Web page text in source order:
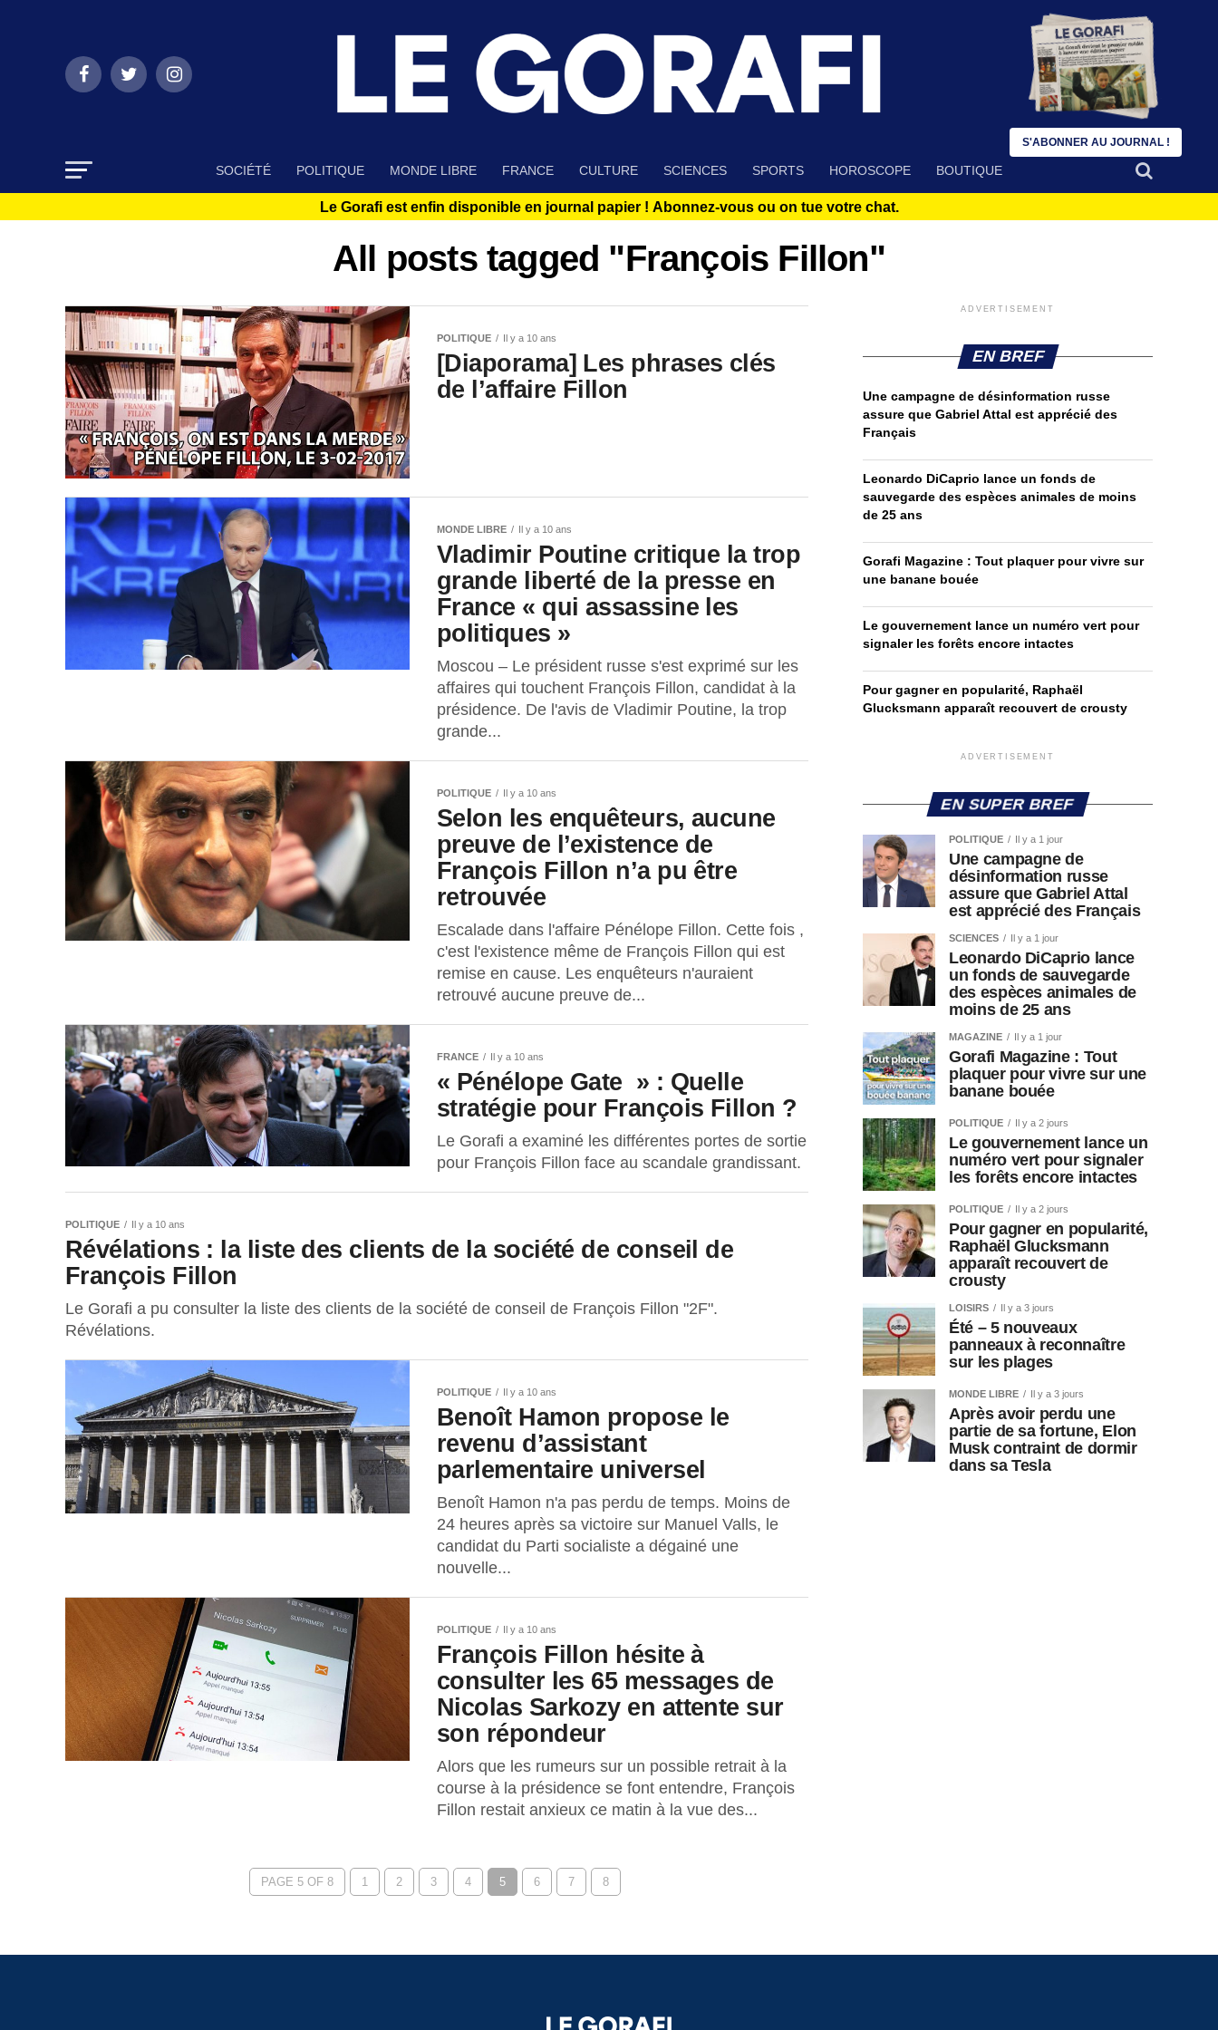
SOCIÉTÉ POLITIQUE MONDE LIBRE FRANCE CULTURE SCIENCES SPORTS HOROSCOPE BOUTIQUE
Le Gorafi est enfin disponible en journal papier ! Abonnez-vous ou on tue votre chat.
All posts tagged "François Fillon"
POLITIQUE Il y a 10 ans
[Diaporama] Les phrases clés
de l’affaire Fillon
MONDE LIBRE Il y a 10 ans
Vladimir Poutine critique la trop
grande liberté de la presse en
France « qui assassine les
politiques »
Moscou – Le président russe s'est exprimé sur les
affaires qui touchent François Fillon, candidat à la
présidence. De l'avis de Vladimir Poutine, la trop
grande...
POLITIQUE Il y a 10 ans
Selon les enquêteurs, aucune
preuve de l’existence de
François Fillon n’a pu être
retrouvée
Escalade dans l'affaire Pénélope Fillon. Cette fois ,
c'est l'existence même de François Fillon qui est
remise en cause. Les enquêteurs n'auraient
retrouvé aucune preuve de...
FRANCE Il y a 10 ans
« Pénélope Gate » : Quelle
stratégie pour François Fillon ?
Le Gorafi a examiné les différentes portes de sortie
pour François Fillon face au scandale grandissant.
POLITIQUE Il y a 10 ans
Révélations : la liste des clients de la société de conseil de
François Fillon
Le Gorafi a pu consulter la liste des clients de la société de conseil de François Fillon "2F".
Révélations.
POLITIQUE Il y a 10 ans
Benoît Hamon propose le
revenu d’assistant
parlementaire universel
Benoît Hamon n'a pas perdu de temps. Moins de
24 heures après sa victoire sur Manuel Valls, le
candidat du Parti socialiste a dégainé une
nouvelle...
POLITIQUE Il y a 10 ans
François Fillon hésite à
consulter les 65 messages de
Nicolas Sarkozy en attente sur
son répondeur
Alors que les rumeurs sur un possible retrait à la
course à la présidence se font entendre, François
Fillon restait anxieux ce matin à la vue des...
PAGE 5 OF 8 1 2 3 4 5 6 7 8
ADVERTISEMENT
EN BREF
Une campagne de désinformation russe
assure que Gabriel Attal est apprécié des
Français
Leonardo DiCaprio lance un fonds de
sauvegarde des espèces animales de moins
de 25 ans
Gorafi Magazine : Tout plaquer pour vivre sur
une banane bouée
Le gouvernement lance un numéro vert pour
signaler les forêts encore intactes
Pour gagner en popularité, Raphaël
Glucksmann apparaît recouvert de crousty
ADVERTISEMENT
EN SUPER BREF
POLITIQUE Il y a 1 jour
Une campagne de
désinformation russe
assure que Gabriel Attal
est apprécié des Français
SCIENCES Il y a 1 jour
Leonardo DiCaprio lance
un fonds de sauvegarde
des espèces animales de
moins de 25 ans
MAGAZINE Il y a 1 jour
Gorafi Magazine : Tout
plaquer pour vivre sur une
banane bouée
POLITIQUE Il y a 2 jours
Le gouvernement lance un
numéro vert pour signaler
les forêts encore intactes
POLITIQUE Il y a 2 jours
Pour gagner en popularité,
Raphaël Glucksmann
apparaît recouvert de
crousty
LOISIRS Il y a 3 jours
Été – 5 nouveaux
panneaux à reconnaître
sur les plages
MONDE LIBRE Il y a 3 jours
Après avoir perdu une
partie de sa fortune, Elon
Musk contraint de dormir
dans sa Tesla
S'ABONNER AU JOURNAL !